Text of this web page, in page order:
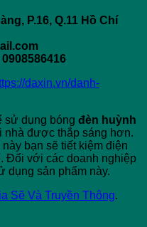
P.16, Q.11 Hồ Chí
daxin.vn/danh-
sử dụng bóng đèn huỳnh
nhà được thắp sáng hơn.
bạn sẽ tiết kiệm điện
Đối với các doanh nghiệp
dụng sản phẩm này.
Sẽ Và Truyền Thông.